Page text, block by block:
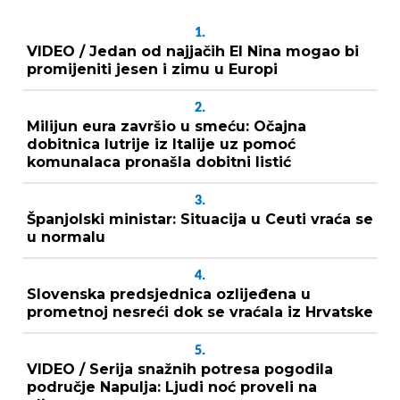
1.
VIDEO / Jedan od najjačih El Nina mogao bi
promijeniti jesen i zimu u Europi
2.
Milijun eura završio u smeću: Očajna
dobitnica lutrije iz Italije uz pomoć
komunalaca pronašla dobitni listić
3.
Španjolski ministar: Situacija u Ceuti vraća se
u normalu
4.
Slovenska predsjednica ozlijeđena u
prometnoj nesreći dok se vraćala iz Hrvatske
5.
VIDEO / Serija snažnih potresa pogodila
područje Napulja: Ljudi noć proveli na